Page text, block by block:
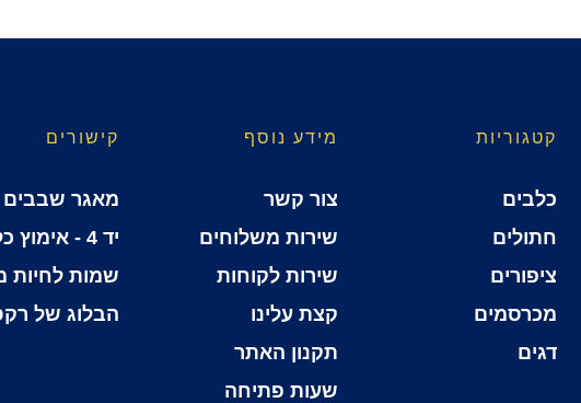
קטגוריות
כלבים
חתולים
ציפורים
מכרסמים
דגים
מידע נוסף
צור קשר
שירות משלוחים
שירות לקוחות
קצת עלינו
תקנון האתר
שעות פתיחה
קישורים
מאגר שבבים
יד 4 - אימוץ כלבים
שמות לחיות
הבלוג של